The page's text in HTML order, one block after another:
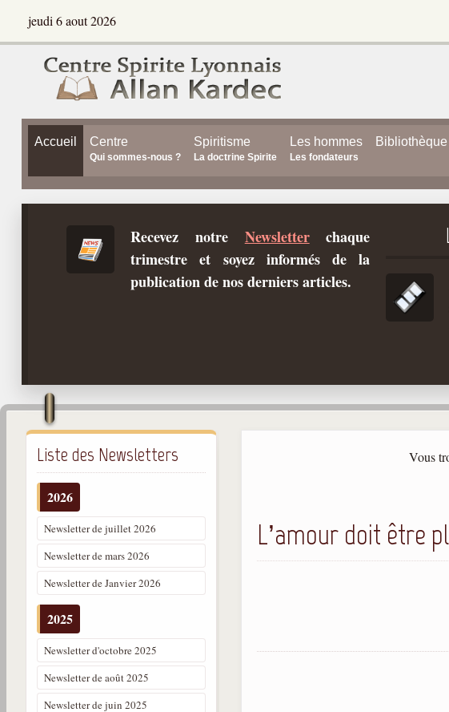
jeudi 6 aout 2026
Accueil Centre
Qui sommes-nous ?
Spiritisme
La doctrine Spirite
Les hommes
Les fondateurs
Bibliothèque
Recevez notre Newsletterchaque
trimestre et soyez informés de la
publication de nos derniers articles.
Liste des Newsletters
2026
Newsletter de juillet 2026
Newsletter de mars 2026
Newsletter de Janvier 2026
2025
Newsletter d'octobre 2025
Newsletter de août 2025
Newsletter de juin 2025
Vous
L’amour doit être